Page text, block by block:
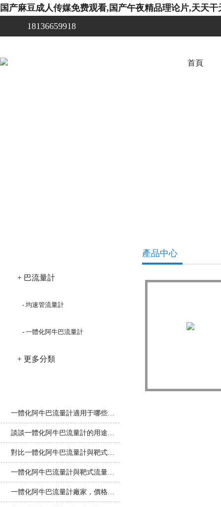
国产麻豆成人传媒免费观看,国产午夜精品理论片,天天
18136659918
首頁
+ 巴流量計
- 均速管流量計
- 一體化阿牛巴流量計
+ 更多分類
一體化阿牛巴流量計適用于哪些方面呢？
談談一體化阿牛巴流量計的用途和特點
對比一體化阿牛巴流量計與靶式流量計
一體化阿牛巴流量計與靶式流量計究竟有何不同？
一體化阿牛巴流量計廠家，價格還有型號，
產品中心